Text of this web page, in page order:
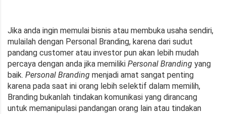
Jika anda ingin memulai bisnis atau membuka usaha sendiri,
mulailah dengan Personal Branding, karena dari sudut
pandang customer atau investor pun akan lebih mudah
percaya dengan anda jika memiliki Personal Branding yang
baik. Personal Branding menjadi amat sangat penting
karena pada saat ini orang lebih selektif dalam memilih,
Branding bukanlah tindakan komunikasi yang dirancang
untuk memanipulasi pandangan orang lain atau tindakan